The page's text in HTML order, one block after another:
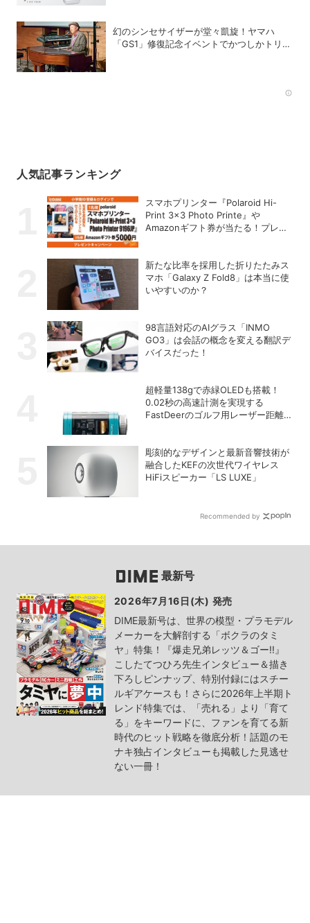
幻のシンセサイザーが堂々凱旋！ヤマハ
「GS1」修復記念イベントでかつしかトリオ
人気記事ランキング
スマホプリンター『Polaroid Hi-
Print 3×3 Photo Printe』や
Amazonギフト券が当たる！プレゼ
新たな比率を採用した折りたたみス
マホ「Galaxy Z Fold8」は本当に使
いやすいのか？
98言語対応のAIグラス「INMO
GO3」は会話の概念を変える翻訳デ
バイスだった！
超軽量138gで赤緑OLEDも搭載！
0.02秒の高速計測を実現する
FastDeerのゴルフ用レーザー距離計
彫刻的なデザインと最新音響技術が
融合したKEFの次世代ワイヤレス
HiFiスピーカー「LS LUXE」
Recommended by
最新号
2026年7月16日(木) 発売
DIME最新号は、世界の模型・プラモデル
メーカーを大解剖する「ボクラのタミ
ヤ」特集！『爆走兄弟レッツ＆ゴー!!』
こしたてつひろ先生インタビュー＆描き
下ろしピンナップ、特別付録にはスチー
ルギアケースも！さらに2026年上半期ト
レンド特集では、「売れる」より「育て
る」をキーワードに、ファンを育てる新
時代のヒット戦略を徹底分析！話題のモ
ナキ独占インタビューも掲載した見逃せ
ない一冊！